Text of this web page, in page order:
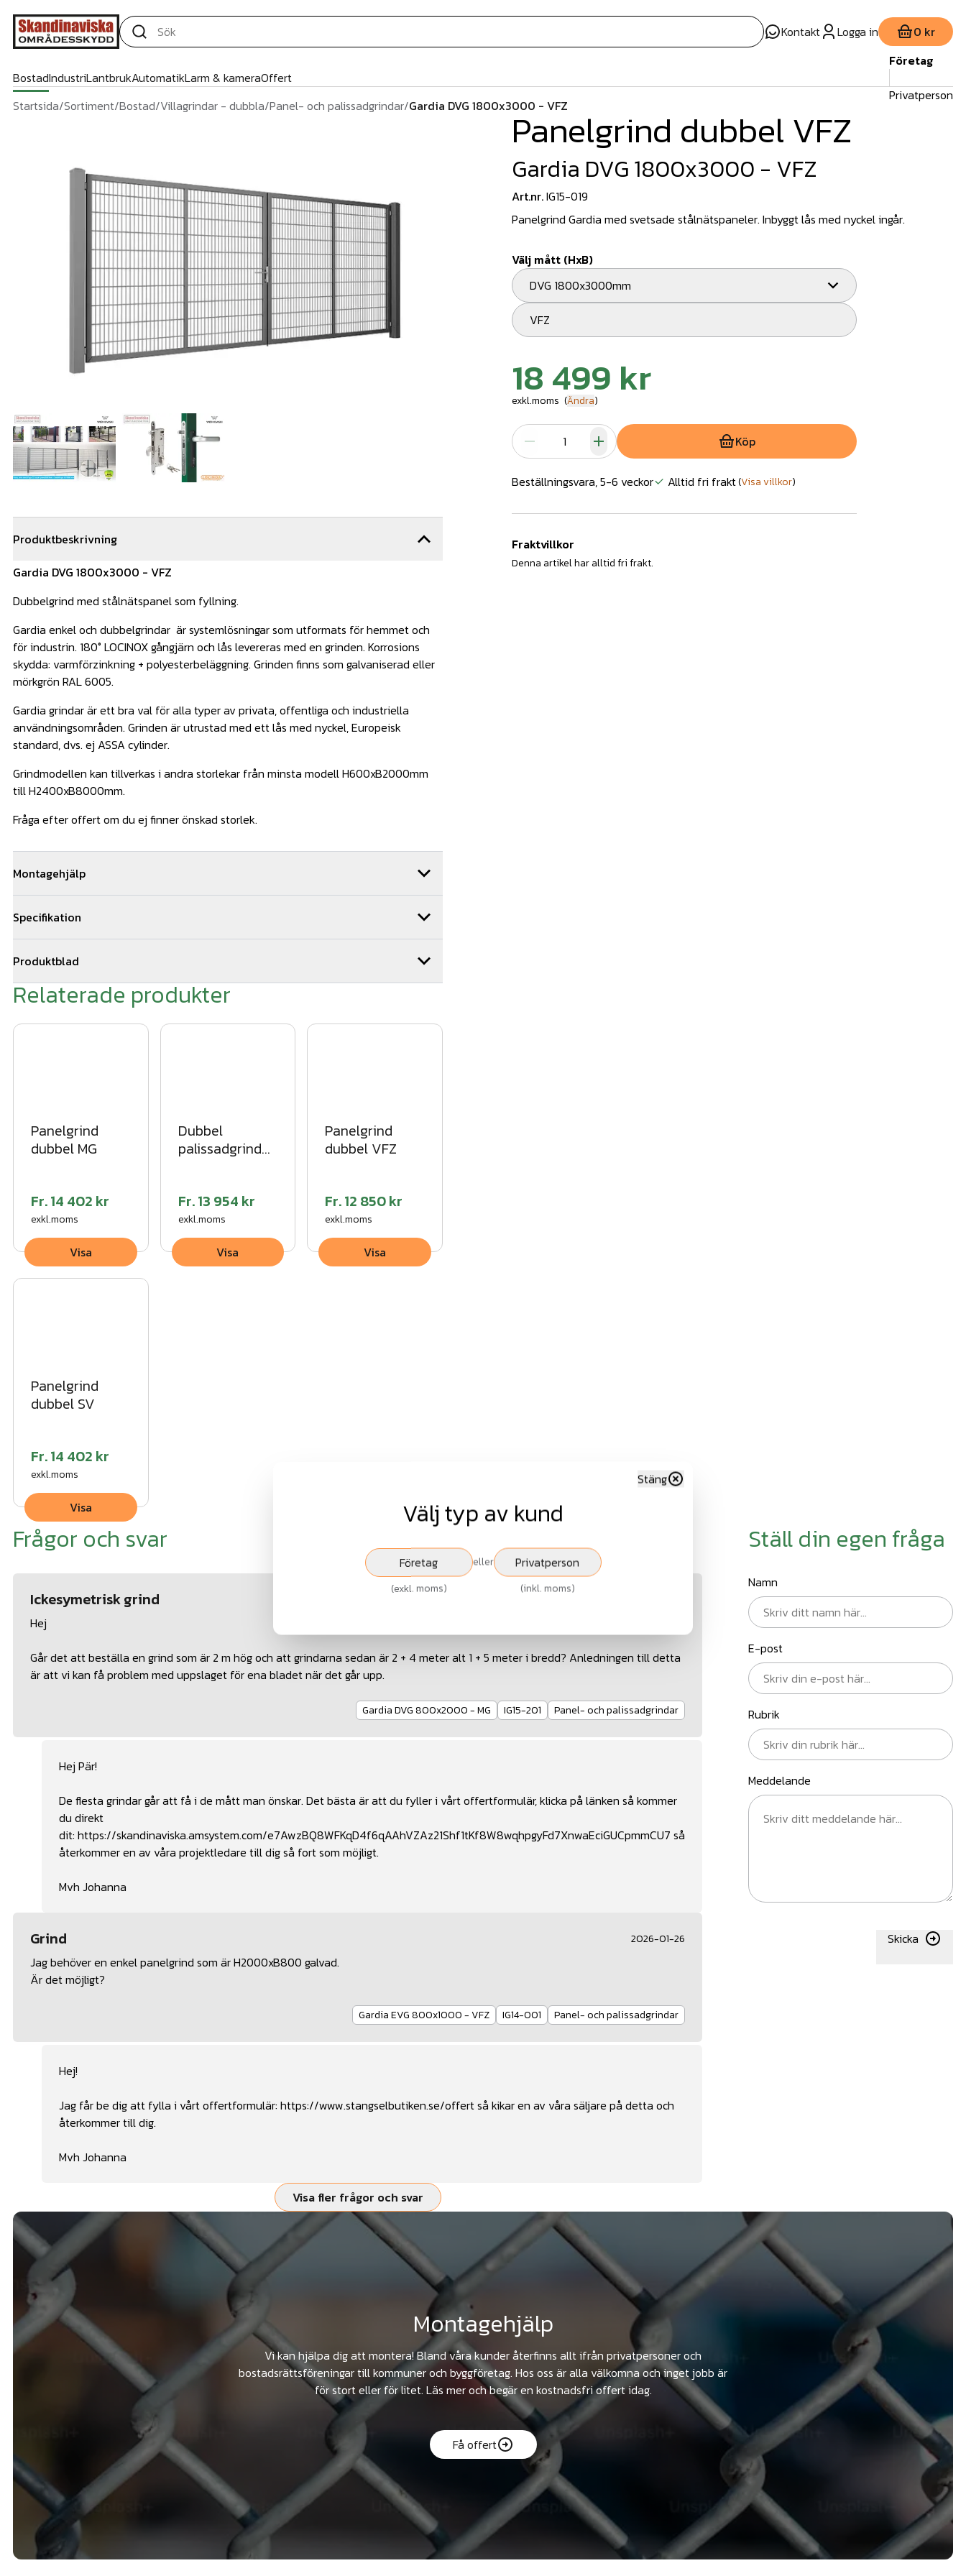
Kontakt Logga in 0 kr
BostadIndustriLantbrukAutomatikLarm & kameraOffert
Företag
Privatperson
Startsida/Sortiment/Bostad/Villagrindar - dubbla/Panel- och palissadgrindar/Gardia DVG 1800x3000 - VFZ
Produktbeskrivning
Gardia DVG 1800x3000 - VFZ
Dubbelgrind med stålnätspanel som fyllning.
Gardia enkel och dubbelgrindar är systemlösningar som utformats för hemmet och
för industrin. 180° LOCINOX gångjärn och lås levereras med en grinden. Korrosions
skydda: varmförzinkning + polyesterbeläggning. Grinden finns som galvaniserad eller
mörkgrön RAL 6005.
Gardia grindar är ett bra val för alla typer av privata, offentliga och industriella
användningsområden. Grinden är utrustad med ett lås med nyckel, Europeisk
standard, dvs. ej ASSA cylinder.
Grindmodellen kan tillverkas i andra storlekar från minsta modell H600xB2000mm
till H2400xB8000mm.
Fråga efter offert om du ej finner önskad storlek.
Montagehjälp
team med kunniga montörer som är specialister på våra produkter. Vi utför 100-tals
installationer årligen. Hör av dig till oss för en snabb och kostnadsfri offert
genom offertformuläret på sidan.
Specifikation
EVG=Enkel villagrind
DVG=Dubbel villagrind
Stolpar: 100x100mm
Grindram: 60x40 mm
Produktblad
produktblad_panelgrind_2019.pdf
Relaterade produkter
Panelgrind
dubbel MG
Fr.14 402 kr
exkl.moms
Visa
Dubbel
palissadgrind
Fr.13 954 kr
exkl.moms
Visa
Panelgrind
dubbel VFZ
Fr.12 850 kr
exkl.moms
Visa
Panelgrind
dubbel SV
Fr.14 402 kr
exkl.moms
Visa
Panelgrind dubbel VFZ
Gardia DVG 1800x3000 - VFZ
Art.nr.IG15-019
Panelgrind Gardia med svetsade stålnätspaneler. Inbyggt lås med nyckel ingår.
Välj mått (HxB)
DVG 1800x3000mm
VFZ
18 499 kr
exkl.moms (Ändra)
Köp
Beställningsvara, 5-6 veckor Alltid fri frakt(Visa villkor)
Fraktvillkor
Denna artikel har alltid fri frakt.
Frågor och svar
Ickesymetrisk grind
Hej
Går det att beställa en grind som är 2 m hög och att grindarna sedan är 2 + 4 meter alt 1 + 5 meter i bredd? Anledningen till detta
är att vi kan få problem med uppslaget för ena bladet när det går upp.
Gardia DVG 800x2000 - MG IG15-201 Panel- och palissadgrindar
Hej Pär!
De flesta grindar går att få i de mått man önskar. Det bästa är att du fyller i vårt offertformulär, klicka på länken så kommer
du direkt
dit: https://skandinaviska.amsystem.com/e7AwzBQ8WFKqD4f6qAAhVZAz21Shf1tKf8W8wqhpgyFd7XnwaEciGUCpmmCU7 så
återkommer en av våra projektledare till dig så fort som möjligt.
Mvh Johanna
2026-01-26
Grind
Jag behöver en enkel panelgrind som är H2000xB800 galvad.
Är det möjligt?
Gardia EVG 800x1000 - VFZ IG14-001 Panel- och palissadgrindar
Hej!
Jag får be dig att fylla i vårt offertformulär: https://www.stangselbutiken.se/offertså kikar en av våra säljare på detta och
återkommer till dig.
Mvh Johanna
Visa fler frågor och svar
Ställ din egen fråga
Namn
E-post
Rubrik
Meddelande
Skicka
Montagehjälp
Vi kan hjälpa dig att montera! Bland våra kunder återfinns allt ifrån privatpersoner och
bostadsrättsföreningar till kommuner och byggföretag. Hos oss är alla välkomna och inget jobb är
för stort eller för litet. Läs mer och begär en kostnadsfri offert idag.
Få offert
Välj typ av kund
Stäng
Företag
(exkl. moms)
eller Privatperson
(inkl. moms)